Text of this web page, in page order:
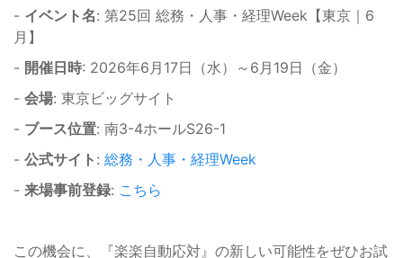
- イベント名: 第25回 総務・人事・経理Week【東京｜6
月】
- 開催日時: 2026年6月17日（水）～6月19日（金）
- 会場: 東京ビッグサイト
- ブース位置: 南3-4ホールS26-1
- 公式サイト : 総務・人事・経理Week
- 来場事前登録: こちら
この機会に、『楽楽自動応対』の新しい可能性をぜひお試